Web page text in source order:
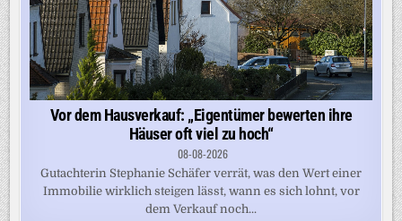
Vor dem Hausverkauf: „Eigentümer bewerten ihre
Häuser oft viel zu hoch“
08-08-2026
Gutachterin Stephanie Schäfer verrät, was den Wert einer
Immobilie wirklich steigen lässt, wann es sich lohnt, vor
dem Verkauf noch...